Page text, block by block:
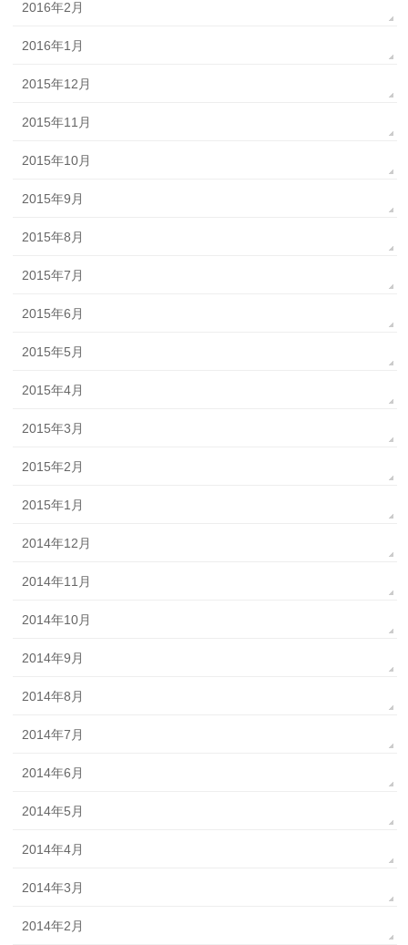
2016年2月
2016年1月
2015年12月
2015年11月
2015年10月
2015年9月
2015年8月
2015年7月
2015年6月
2015年5月
2015年4月
2015年3月
2015年2月
2015年1月
2014年12月
2014年11月
2014年10月
2014年9月
2014年8月
2014年7月
2014年6月
2014年5月
2014年4月
2014年3月
2014年2月